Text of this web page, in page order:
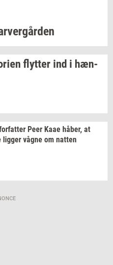
flyt­ter ind i hæn­
Peer Kaae håber, at
lig­ger vågne om nat­ten